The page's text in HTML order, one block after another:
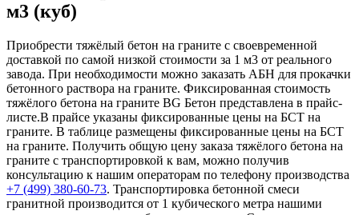
м3 (куб)
Приобрести тяжёлый бетон на граните с своевременной
доставкой по самой низкой стоимости за 1 м3 от реального
завода. При необходимости можно заказать АБН для прокачки
бетонного раствора на граните. Фиксированная стоимость
тяжёлого бетона на граните BG Бетон представлена в прайс-
листе.В прайсе указаны фиксированные цены на БСТ на
граните. В таблице размещены фиксированные цены на БСТ
на граните. Получить общую цену заказа тяжёлого бетона на
граните с транспортировкой к вам, можно получив
консультацию к нашим операторам по телефону производства
+7 (499) 380-60-73. Транспортировка бетонной смеси
гранитной производится от 1 кубического метра нашими